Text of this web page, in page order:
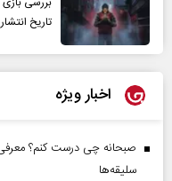
تاریخ
اخبار ویژه
سلیقه‌ها